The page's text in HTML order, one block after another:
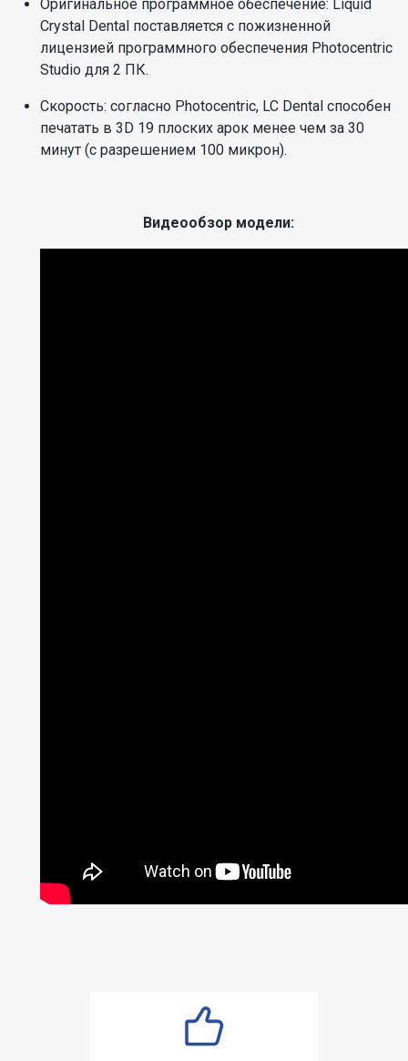
Оригинальное программное обеспечение: Liquid
Crystal Dental поставляется с пожизненной
лицензией программного обеспечения Photocentric
Studio для 2 ПК.
Скорость: согласно Photocentric, LC Dental способен
печатать в 3D 19 плоских арок менее чем за 30
минут (с разрешением 100 микрон).
Видеообзор модели: